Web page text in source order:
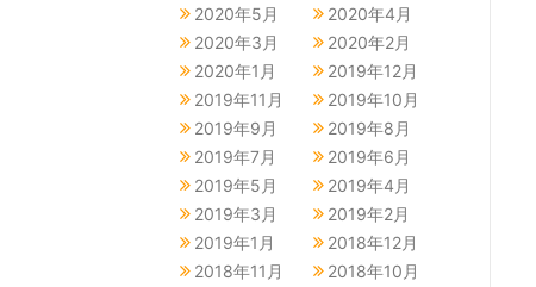
2020年5月
2020年4月
2020年3月
2020年2月
2020年1月
2019年12月
2019年11月
2019年10月
2019年9月
2019年8月
2019年7月
2019年6月
2019年5月
2019年4月
2019年3月
2019年2月
2019年1月
2018年12月
2018年11月
2018年10月